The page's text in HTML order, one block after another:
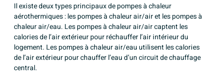
Il existe deux types principaux de pompes à chaleur
aérothermiques : les pompes à chaleur air/air et les pompes à
chaleur air/eau. Les pompes à chaleur air/air captent les
calories de l’air extérieur pour réchauffer l’air intérieur du
logement. Les pompes à chaleur air/eau utilisent les calories
de l’air extérieur pour chauffer l’eau d’un circuit de chauffage
central.